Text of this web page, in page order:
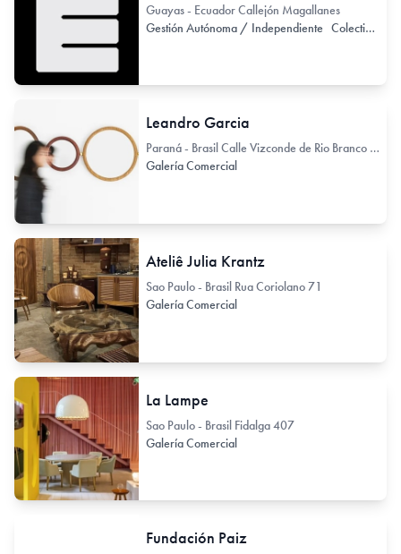
Guayas - Ecuador Callejón Magallanes
Gestión Autónoma / Independiente Colectivo de Arte / Colectivo de Artistas
Leandro Garcia
Paraná - Brasil Calle Vizconde de Rio Branco 1488
Galería Comercial
Ateliê Julia Krantz
Sao Paulo - Brasil Rua Coriolano 71
Galería Comercial
La Lampe
Sao Paulo - Brasil Fidalga 407
Galería Comercial
Fundación Paiz